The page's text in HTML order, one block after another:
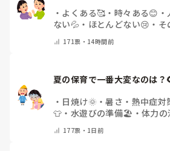
・ よくある🥰 ・ 時々ある😊 ・
ない💦 ・ ほとんどない😢 ・ そ
171票・ 14時間前
夏の保育で一番大変なのは？
・ 日焼け🌞 ・暑さ・熱中症対
👕 ・ 水遊びの準備🏖️ ・ 体力の
177票・ 1日前